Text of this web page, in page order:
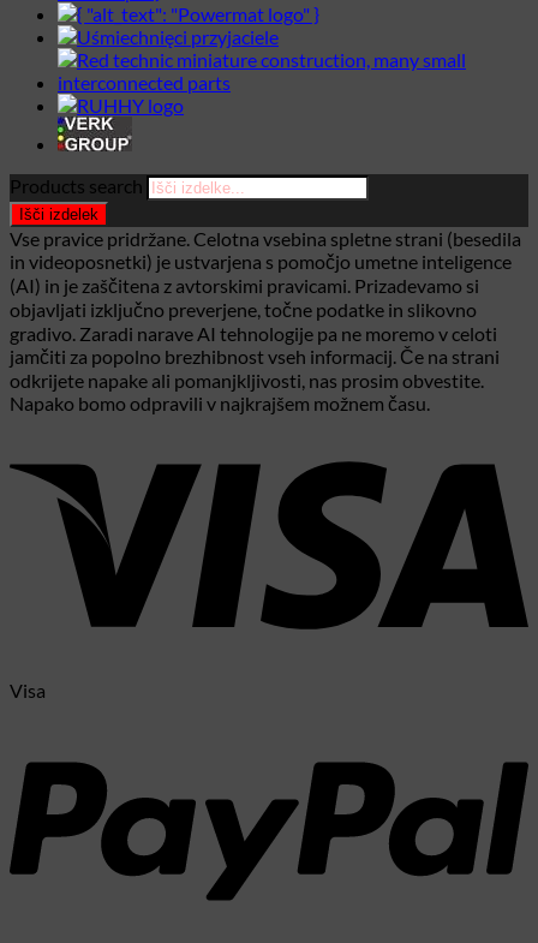
Products search
Išči izdelek
Vse pravice pridržane. Celotna vsebina spletne strani (besedila
in videoposnetki) je ustvarjena s pomočjo umetne inteligence
(AI) in je zaščitena z avtorskimi pravicami. Prizadevamo si
objavljati izključno preverjene, točne podatke in slikovno
gradivo. Zaradi narave AI tehnologije pa ne moremo v celoti
jamčiti za popolno brezhibnost vseh informacij. Če na strani
odkrijete napake ali pomanjkljivosti, nas prosim obvestite.
Napako bomo odpravili v najkrajšem možnem času.
Visa